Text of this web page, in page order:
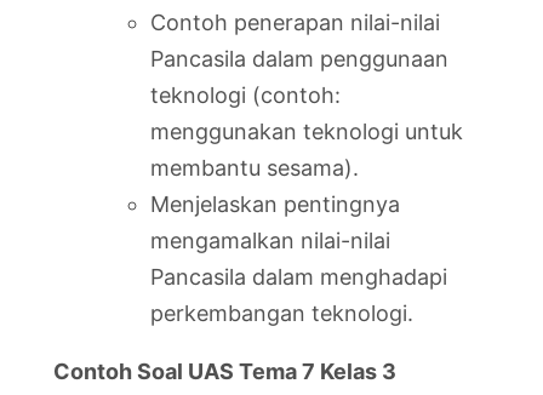
Contoh penerapan nilai-nilai
Pancasila dalam penggunaan
teknologi (contoh:
menggunakan teknologi untuk
membantu sesama).
Menjelaskan pentingnya
mengamalkan nilai-nilai
Pancasila dalam menghadapi
perkembangan teknologi.
Contoh Soal UAS Tema 7 Kelas 3